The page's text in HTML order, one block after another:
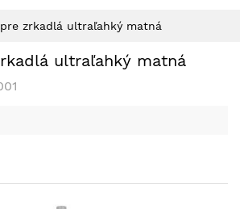
zrkadlá ultraľahký matná
ultraľahký matná